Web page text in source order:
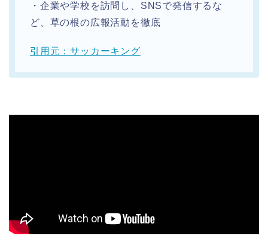
・企業や学校を訪問し、SNSで発信するな
ど、草の根の広報活動を徹底
引用元：サッカーキング